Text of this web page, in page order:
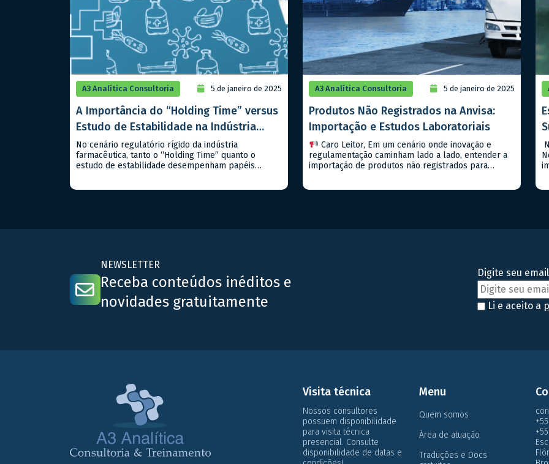
A3 Analítica Consultoria 5 de janeiro de 2025
A Importância do “Holding Time” versus
Estudo de Estabilidade na Indústria
Farmacêutica
No cenário regulatório rígido da indústria
farmacêutica, tanto o “Holding Time” quanto o
estudo de estabilidade desempenham papéis
internacionais. – Estudo de Estabilidade: Este […]
A3 Analítica Consultoria 5 de janeiro de 2025
Produtos Não Registrados na Anvisa:
Importação e Estudos Laboratoriais
Caro Leitor, Em um cenário onde inovação e
regulamentação caminham lado a lado, entender a
importação de produtos não registrados para
NEWSLETTER
Receba conteúdos inéditos e
novidades gratuitamente
Digite seu email
Li e aceito a
Visita técnica
Nossos consultores
possuem disponibilidade
para visita técnica
presencial. Consulte
disponibilidade de datas e
Menu
Quem somos
Área de atuação
Traduções e Docs